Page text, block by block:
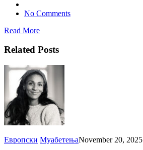
No Comments
Read More
Related Posts
Европски МуабетењаNovember 20, 2025